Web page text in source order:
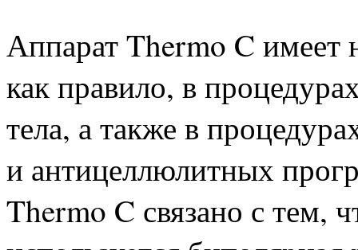
Аппарат Thermo C
как правило, в
тела, а также в
и антицеллюлитных
Thermo C связано с тем,